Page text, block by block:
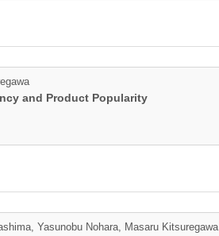
and Product Popularity
Yasunobu Nohara, Masaru Kitsuregawa